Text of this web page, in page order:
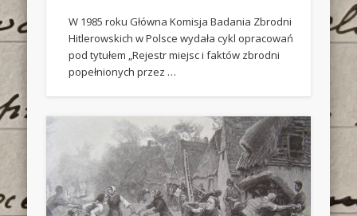
W 1985 roku Główna Komisja Badania Zbrodni
Hitlerowskich w Polsce wydała cykl opracowań
pod tytułem „Rejestr miejsc i faktów zbrodni
popełnionych przez …